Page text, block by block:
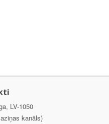
LV-1050
kanāls)